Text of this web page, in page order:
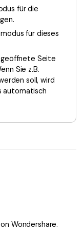
für die
für dieses
geöffnete Seite
Sie z.B.
soll, wird
automatisch
Wondershare.